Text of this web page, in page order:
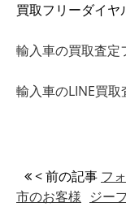
買取フリーダイ
輸入車の買取査定
輸入車のLINE買
< 前の記事 フ
市のお客様 ジー